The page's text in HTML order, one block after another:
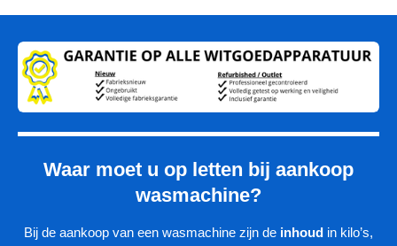
Waar moet u op letten bij aankoop
wasmachine?
Bij de aankoop van een wasmachine zijn de inhoud in kilo’s,